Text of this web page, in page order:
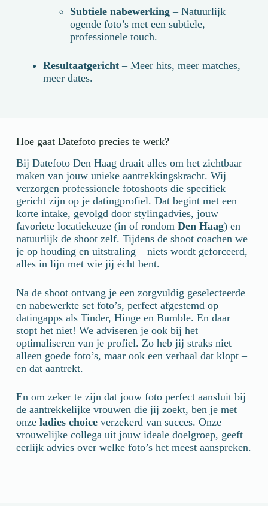
Subtiele nabewerking– Natuurlijk
ogende foto’s met een subtiele,
professionele touch.
Resultaatgericht– Meer hits, meer matches,
meer dates.
Hoe gaat Datefoto precies te werk?
Bij Datefoto Den Haag draait alles om het zichtbaar
maken van jouw unieke aantrekkingskracht. Wij
verzorgen professionele fotoshoots die specifiek
gericht zijn op je datingprofiel. Dat begint met een
korte intake, gevolgd door stylingadvies, jouw
favoriete locatiekeuze (in of rondom Den Haag) en
natuurlijk de shoot zelf. Tijdens de shoot coachen we
je op houding en uitstraling – niets wordt geforceerd,
alles in lijn met wie jij écht bent.
Na de shoot ontvang je een zorgvuldig geselecteerde
en nabewerkte set foto’s, perfect afgestemd op
datingapps als Tinder, Hinge en Bumble. En daar
stopt het niet! We adviseren je ook bij het
optimaliseren van je profiel. Zo heb jij straks niet
alleen goede foto’s, maar ook een verhaal dat klopt –
en dat aantrekt.
En om zeker te zijn dat jouw foto perfect aansluit bij
de aantrekkelijke vrouwen die jij zoekt, ben je met
onze ladies choice verzekerd van succes. Onze
vrouwelijke collega uit jouw ideale doelgroep, geeft
eerlijk advies over welke foto’s het meest aanspreken.